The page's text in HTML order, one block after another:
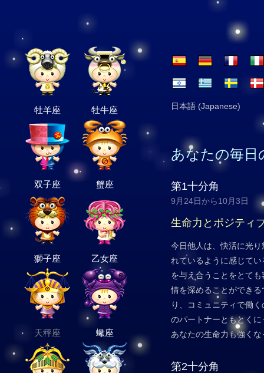
牡羊座 牡牛座
双子座 蟹座
獅子座 乙女座
天秤座 蠍座
日本語 (Japanese)
あなたの毎日
第1十分角
9月24日から10月3日
生命力とポジティ
今日他人は、快活に光
れているように感じて
を与え合うことをとて
情を深めることができ
り、コミュニティで働
のパートナーともとく
あなたの生命力も強く
第2十分角